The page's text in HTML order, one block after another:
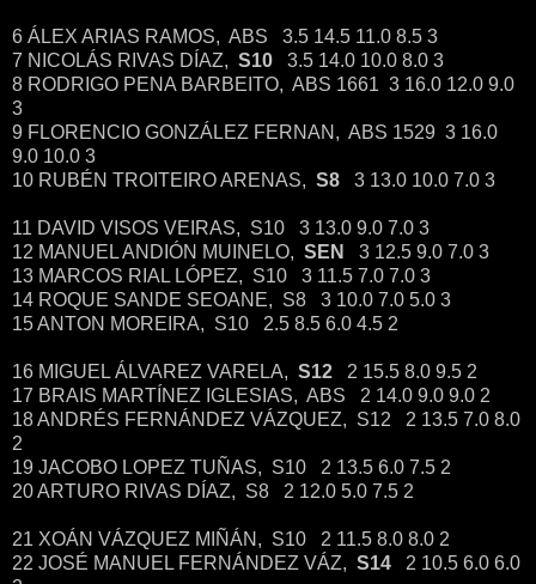
6 ÁLEX ARIAS RAMOS, ABS 3.5 14.5 11.0 8.5 3
7 NICOLÁS RIVAS DÍAZ, S10 3.5 14.0 10.0 8.0 3
8 RODRIGO PENA BARBEITO, ABS 1661 3 16.0 12.0 9.0
3
9 FLORENCIO GONZÁLEZ FERNAN, ABS 1529 3 16.0
9.0 10.0 3
10 RUBÉN TROITEIRO ARENAS, S8 3 13.0 10.0 7.0 3
11 DAVID VISOS VEIRAS, S10 3 13.0 9.0 7.0 3
12 MANUEL ANDIÓN MUINELO, SEN
3 12.5 9.0 7.0 3
13 MARCOS RIAL LÓPEZ, S10 3 11.5 7.0 7.0 3
14 ROQUE SANDE SEOANE, S8 3 10.0 7.0 5.0 3
15 ANTON MOREIRA, S10 2.5 8.5 6.0 4.5 2
16 MIGUEL ÁLVAREZ VARELA, S12 2 15.5 8.0 9.5 2
17 BRAIS MARTÍNEZ IGLESIAS, ABS 2 14.0 9.0 9.0 2
18 ANDRÉS FERNÁNDEZ VÁZQUEZ, S12 2 13.5 7.0 8.0
2
19 JACOBO LOPEZ TUÑAS, S10 2 13.5 6.0 7.5 2
20 ARTURO RIVAS DÍAZ, S8 2 12.0 5.0 7.5 2
21 XOÁN VÁZQUEZ MIÑÁN, S10 2 11.5 8.0 8.0 2
22 JOSÉ MANUEL FERNÁNDEZ VÁZ, S14 2 10.5 6.0 6.0